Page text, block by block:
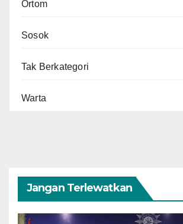
Ortom
Sosok
Tak Berkategori
Warta
Jangan Terlewatkan